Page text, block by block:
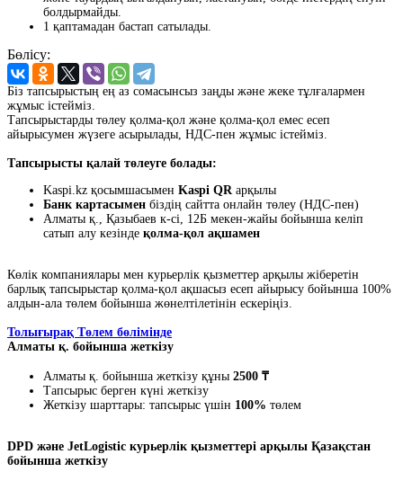
болдырмайды.
1 қаптамадан бастап сатылады.
Бөлісу:
Біз тапсырыстың ең аз сомасынсыз заңды және жеке тұлғалармен
жұмыс істейміз.
Тапсырыстарды төлеу қолма-қол және қолма-қол емес есеп
айырысумен жүзеге асырылады, НДС-пен жұмыс істейміз.
Тапсырысты қалай төлеуге болады:
Kaspi.kz қосымшасымен Kaspi QRарқылы
Банк картасымен біздің сайтта онлайн төлеу (НДС-пен)
Алматы қ., Қазыбаев к-сі, 12Б мекен-жайы бойынша келіп
сатып алу кезінде қолма-қол ақшамен
Көлік компаниялары мен курьерлік қызметтер арқылы жіберетін
барлық тапсырыстар қолма-қол ақшасыз есеп айырысу бойынша 100%
алдын-ала төлем бойынша жөнелтілетінін ескеріңіз.
Толығырақ Төлем бөлімінде
Алматы қ. бойынша жеткізу
Алматы қ. бойынша жеткізу құны 2500 ₸
Тапсырыс берген күні жеткізу
Жеткізу шарттары: тапсырыс үшін 100% төлем
DPD және JetLogistic курьерлік қызметтері арқылы Қазақстан
бойынша жеткізу